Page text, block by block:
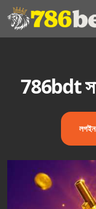
786bdt
লগইন